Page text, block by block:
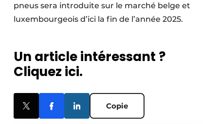
pneus sera introduite sur le marché belge et
luxembourgeois d’ici la fin de l’année 2025.
Un article intéressant ?
Cliquez ici.
Copie